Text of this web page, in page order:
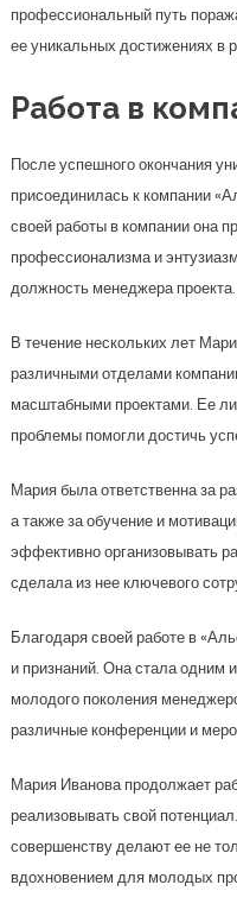
профессиональный путь
ее уникальных достижениях в
Работа в
После успешного окончания
присоединилась к компании
своей работы в компании она
профессионализма и
должность менеджера проекта.
В течение нескольких лет
различными отделами
масштабными проектами. Ее
проблемы помогли достичь
Мария была ответственна за
а также за обучение и
эффективно организовывать
сделала из нее ключевого
Благодаря своей работе в
и признаний. Она стала одним
молодого поколения
различные конференции и
Мария Иванова продолжает
реализовывать свой
совершенству делают ее не
вдохновением для молодых